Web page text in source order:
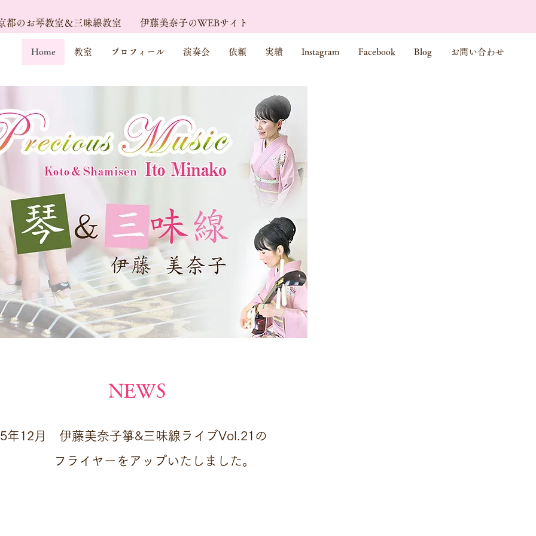
Home 教室 プロフィール 演奏会 依頼 実績 Instagram Facebook Blog お問い合わせ
都のお琴教室＆三味線教室 伊藤美奈子のWEBサイト
年12月 伊藤美奈子箏&三味線ライブVol.21の
イヤーをアップいたしました。
​NEWS